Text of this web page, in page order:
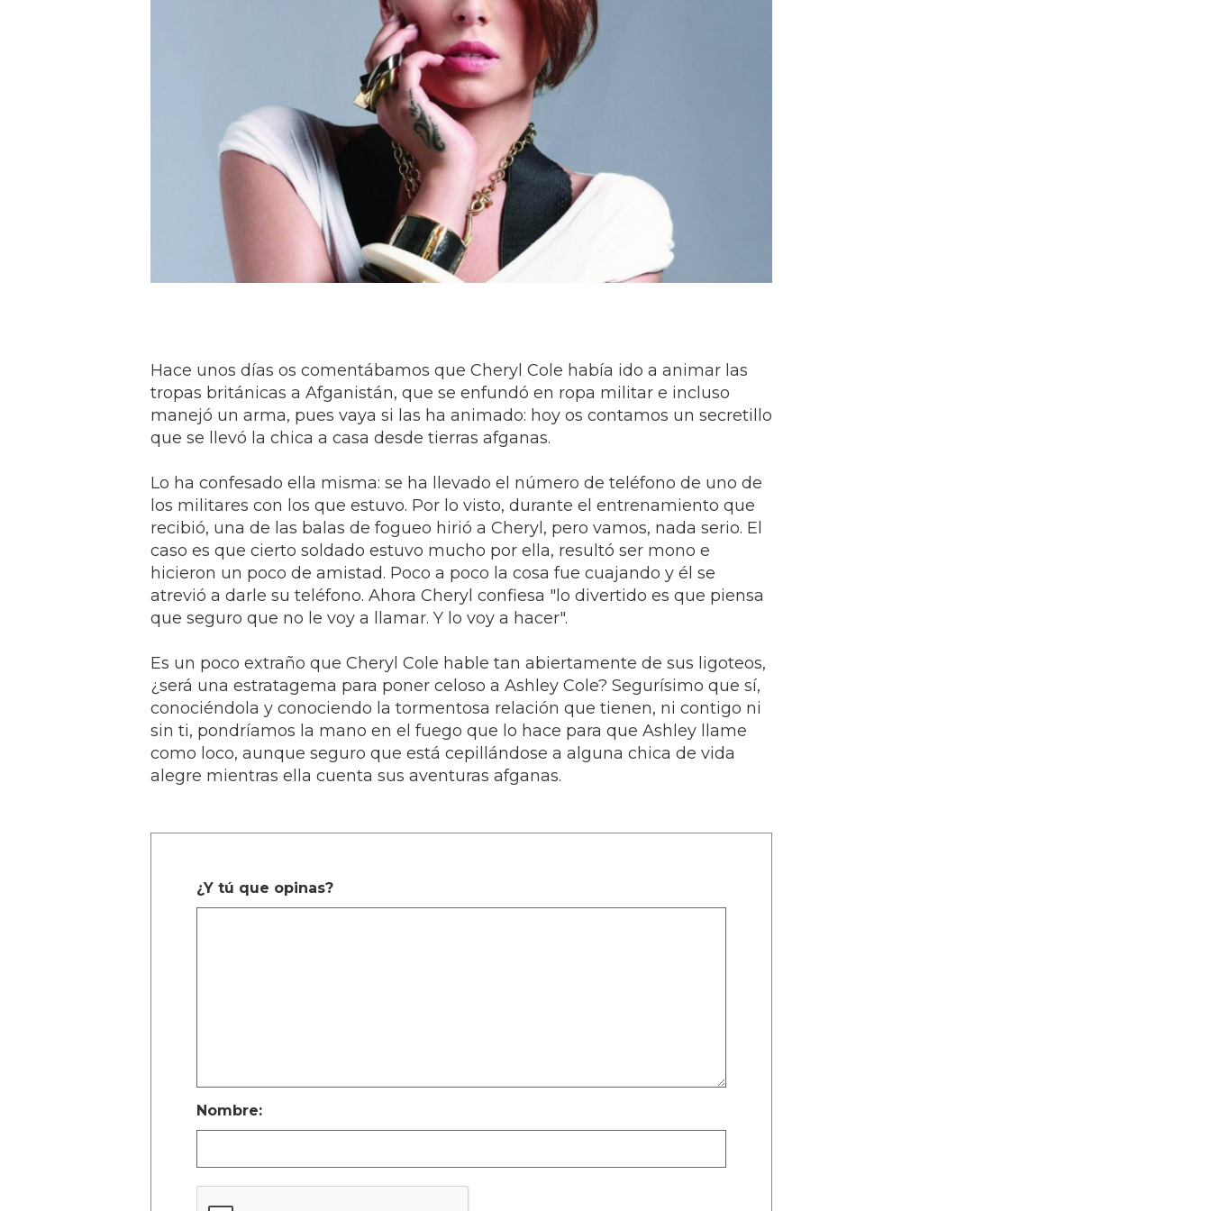
Hace unos días os comentábamos que Cheryl Cole había ido a animar las
tropas británicas a Afganistán, que se enfundó en ropa militar e incluso
manejó un arma, pues vaya si las ha animado: hoy os contamos un secretillo
que se llevó la chica a casa desde tierras afganas.
Lo ha confesado ella misma: se ha llevado el número de teléfono de uno de
los militares con los que estuvo. Por lo visto, durante el entrenamiento que
recibió, una de las balas de fogueo hirió a Cheryl, pero vamos, nada serio. El
caso es que cierto soldado estuvo mucho por ella, resultó ser mono e
hicieron un poco de amistad. Poco a poco la cosa fue cuajando y él se
atrevió a darle su teléfono. Ahora Cheryl confiesa "lo divertido es que piensa
que seguro que no le voy a llamar. Y lo voy a hacer".
Es un poco extraño que Cheryl Cole hable tan abiertamente de sus ligoteos,
¿será una estratagema para poner celoso a Ashley Cole? Segurísimo que sí,
conociéndola y conociendo la tormentosa relación que tienen, ni contigo ni
sin ti, pondríamos la mano en el fuego que lo hace para que Ashley llame
como loco, aunque seguro que está cepillándose a alguna chica de vida
alegre mientras ella cuenta sus aventuras afganas.
¿Y tú que opinas?
Nombre: